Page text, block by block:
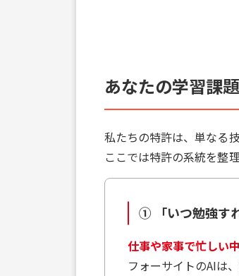
あなたの学習課
私たちの特許は、単なる
ここでは特許の系統を整理
① 「いつ勉強す
仕事や家事で忙しい
フォーサイトのAIは